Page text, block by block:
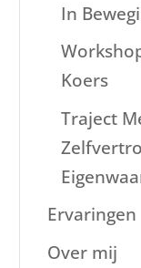
In
Koers
Traject
Ervaringen
Over mij